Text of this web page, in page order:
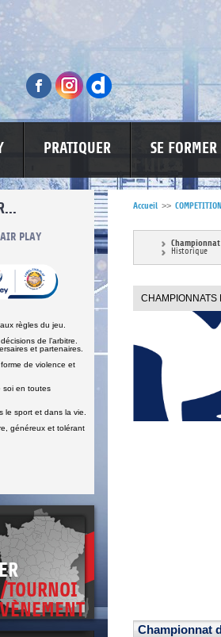
PRATIQUER SE FORMER
PLAY
règles du jeu.
de l’arbitre.
et partenaires.
de violence et
soi en toutes
le sport et dans la vie.
généreux et tolérant
LUTTE CONTRE LES VIOLENCES
Accueil >>
Historique
Championnat